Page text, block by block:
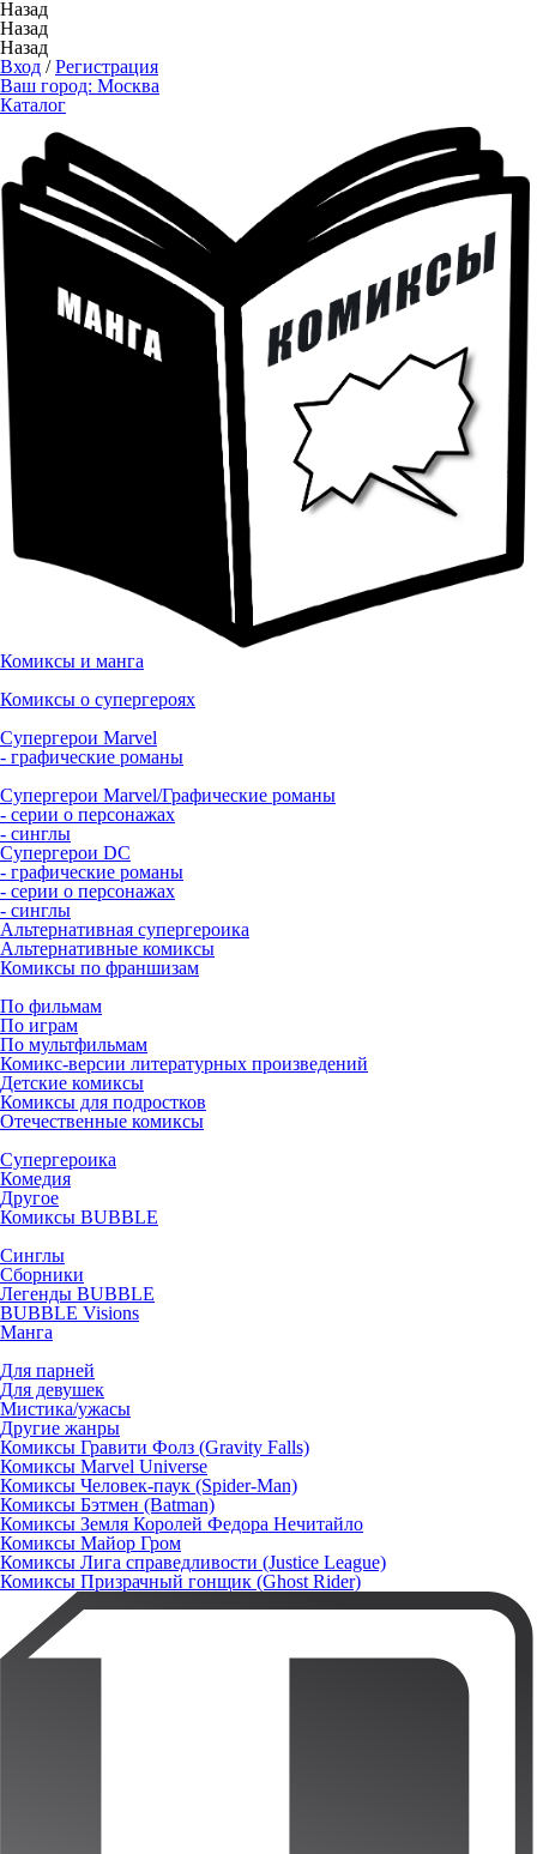
Назад
Назад
Назад
Вход /Регистрация
Ваш город: Москва
Каталог
Комиксы и манга
Комиксы о супергероях
Супергерои Marvel
- графические романы
Супергерои Marvel/Графические романы
- серии о персонажах
- синглы
Супергерои DC
- графические романы
- серии о персонажах
- синглы
Альтернативная супергероика
Альтернативные комиксы
Комиксы по франшизам
По фильмам
По играм
По мультфильмам
Комикс-версии литературных произведений
Детские комиксы
Комиксы для подростков
Отечественные комиксы
Супергероика
Комедия
Другое
Комиксы BUBBLE
Синглы
Сборники
Легенды BUBBLE
BUBBLE Visions
Манга
Для парней
Для девушек
Мистика/ужасы
Другие жанры
Комиксы Гравити Фолз (Gravity Falls)
Комиксы Marvel Universe
Комиксы Человек-паук (Spider-Man)
Комиксы Бэтмен (Batman)
Комиксы Земля Королей Федора Нечитайло
Комиксы Майор Гром
Комиксы Лига справедливости (Justice League)
Комиксы Призрачный гонщик (Ghost Rider)